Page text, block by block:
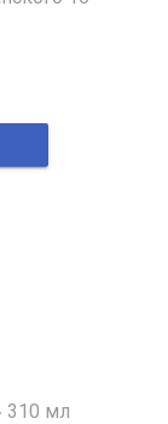
310 мл